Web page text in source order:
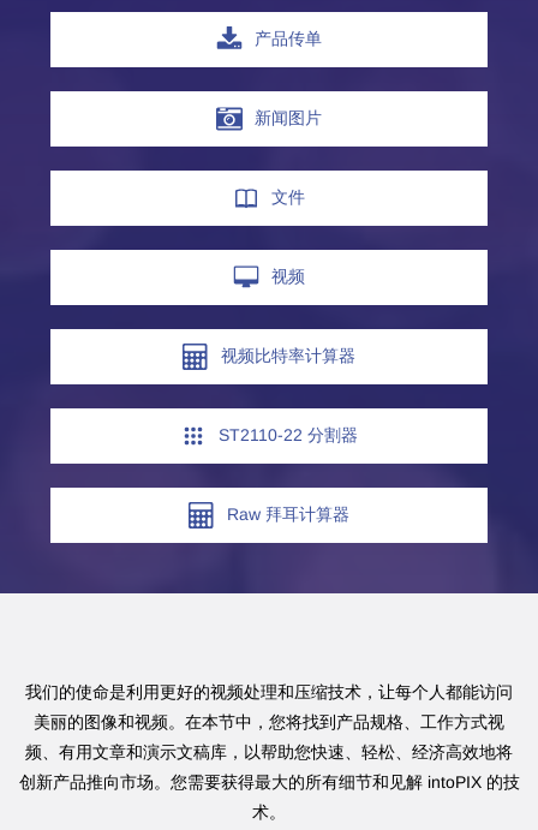
产品传单
新闻图片
文件
视频
视频比特率计算器
ST2110-22 分割器
Raw 拜耳计算器
我们的使命是利用更好的视频处理和压缩技术，让每个人都能访问
美丽的图像和视频。在本节中，您将找到产品规格、工作方式视
频、有用文章和演示文稿库，以帮助您快速、轻松、经济高效地将
创新产品推向市场。 您需要获得最大的所有细节和见解 intoPIX 的技
术。